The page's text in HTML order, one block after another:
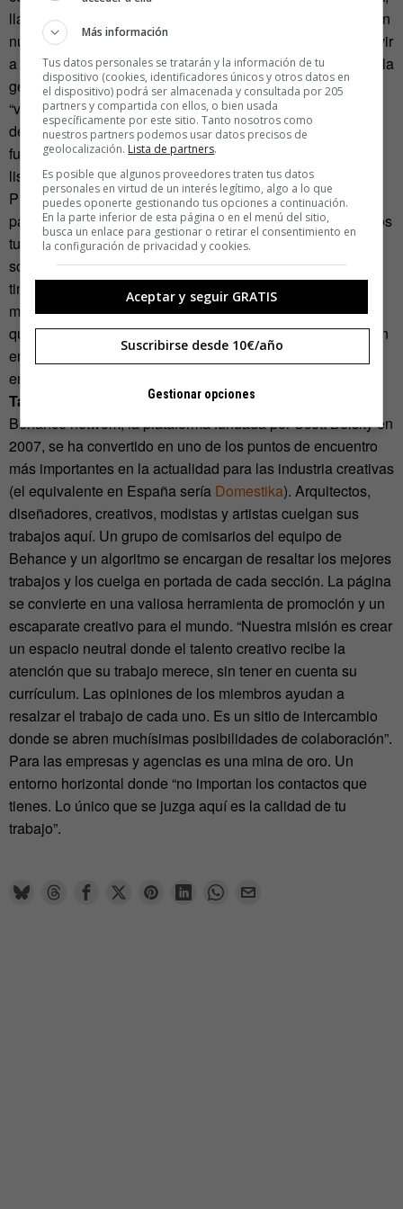
llamadas, chats eccetera. Pero en vez de ser proactivos con
nuestra energía, la estamos gastando en ser reactivos y vivir
a merced de lo que nos llega. Para evitar esto, algunos de la
gente más productiva que he conocido se programan
“ventanas de no estimulación” a diario. Durante un periodo
de 2 o 3 horas, minimizan sus consultas de email y otras
fuentes de comunicación externa. Se centran en una larga
lista de temas largo plazistas que no están en su día a día.
Proyectos que requieren investigación y pensamiento
pausado. Otra cosa que funciona muy bien es agregar todos
tus mensajes en un sitio central. Configurar tus redes
sociales para que te manden un email. Esto reduce tu “hop
time”, el tiempo que estas saltando de sitio en sitio. Esto
mejora tu concentración. Hay gente que utiliza programas
que transcriben automáticamente los mensajes que reciben
en su buzón de voz. En una vida de muchos bandejas de
entrada, la consolidación es clave.
Talento sin fronteras
Behance network, la plataforma fundada por Scott Belsky en
2007, se ha convertido en uno de los puntos de encuentro
más importantes en la actualidad para las industria creativas
(el equivalente en España sería Domestika). Arquitectos,
diseñadores, creativos, modistas y artistas cuelgan sus
trabajos aquí. Un grupo de comisarios del equipo de
Behance y un algoritmo se encargan de resaltar los mejores
trabajos y los cuelga en portada de cada sección. La página
se convierte en una valiosa herramienta de promoción y un
escaparate creativo para el mundo. “Nuestra misión es crear
un espacio neutral donde el talento creativo recibe la
atención que su trabajo merece, sin tener en cuenta su
currículum. Las opiniones de los miembros ayudan a
resalzar el trabajo de cada uno. Es un sitio de intercambio
donde se abren muchísimas posibilidades de colaboración”.
Para las empresas y agencias es una mina de oro. Un
entorno horizontal donde “no importan los contactos que
tienes. Lo único que se juzga aquí es la calidad de tu
trabajo”.
Más información
Tus datos personales se tratarán y la información de tu
dispositivo (cookies, identificadores únicos y otros datos en
el dispositivo) podrá ser almacenada y consultada por 205
partners y compartida con ellos, o bien usada
específicamente por este sitio. Tanto nosotros como
nuestros partners podemos usar datos precisos de
geolocalización. Lista de partners.
Es posible que algunos proveedores traten tus datos
personales en virtud de un interés legítimo, algo a lo que
puedes oponerte gestionando tus opciones a continuación.
En la parte inferior de esta página o en el menú del sitio,
busca un enlace para gestionar o retirar el consentimiento en
la configuración de privacidad y cookies.
Aceptar y seguir GRATIS
Suscribirse desde 10€/año
Gestionar opciones